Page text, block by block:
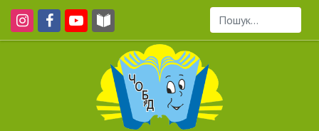
Пошук...